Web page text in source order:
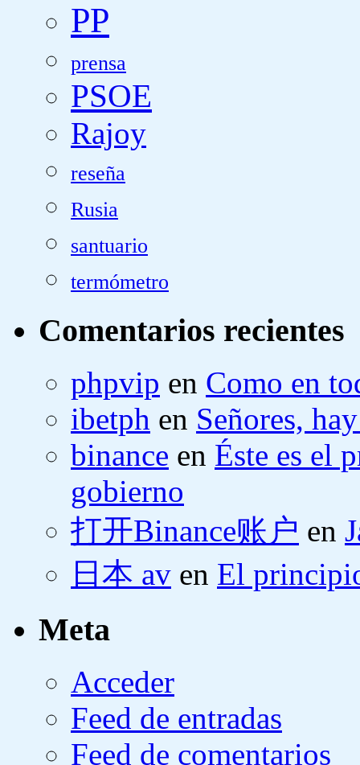
PP
prensa
PSOE
Rajoy
reseña
Rusia
santuario
termómetro
Comentarios recientes
phpvip en Como en
ibetph en Señores,
binance en Éste es el
gobierno
打开Binance账户 en
日本 av en El
Meta
Acceder
Feed de entradas
Feed de comentarios